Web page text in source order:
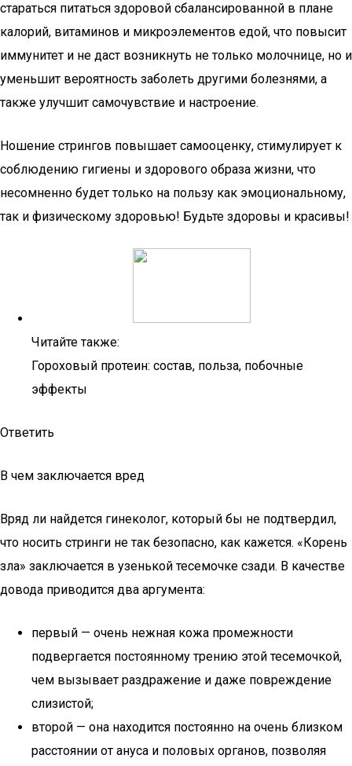
стараться питаться здоровой сбалансированной в плане
калорий, витаминов и микроэлементов едой, что повысит
иммунитет и не даст возникнуть не только молочнице, но и
уменьшит вероятность заболеть другими болезнями, а
также улучшит самочувствие и настроение.
Ношение стрингов повышает самооценку, стимулирует к
соблюдению гигиены и здорового образа жизни, что
несомненно будет только на пользу как эмоциональному,
так и физическому здоровью! Будьте здоровы и красивы!
Читайте также:
Гороховый протеин: состав, польза, побочные
эффекты
Ответить
В чем заключается вред
Вряд ли найдется гинеколог, который бы не подтвердил,
что носить стринги не так безопасно, как кажется. «Корень
зла» заключается в узенькой тесемочке сзади. В качестве
довода приводится два аргумента:
первый — очень нежная кожа промежности
подвергается постоянному трению этой тесемочкой,
чем вызывает раздражение и даже повреждение
слизистой;
второй — она находится постоянно на очень близком
расстоянии от ануса и половых органов, позволяя